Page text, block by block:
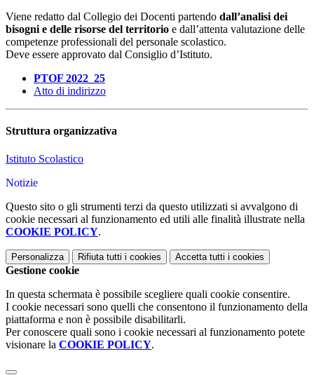
Viene redatto dal Collegio dei Docenti partendo dall’analisi dei
bisogni e delle risorse del territorio e dall’attenta valutazione delle
competenze professionali del personale scolastico.
Deve essere approvato dal Consiglio d’Istituto.
PTOF 2022_25
Atto di indirizzo
Struttura organizzativa
Istituto Scolastico
Notizie
Questo sito o gli strumenti terzi da questo utilizzati si avvalgono di
cookie necessari al funzionamento ed utili alle finalità illustrate nella
COOKIE POLICY.
Personalizza Rifiuta tutti i cookies Accetta tutti i cookies
Gestione cookie
In questa schermata è possibile scegliere quali cookie consentire.
I cookie necessari sono quelli che consentono il funzionamento della
piattaforma e non è possibile disabilitarli.
Per conoscere quali sono i cookie necessari al funzionamento potete
visionare la COOKIE POLICY.